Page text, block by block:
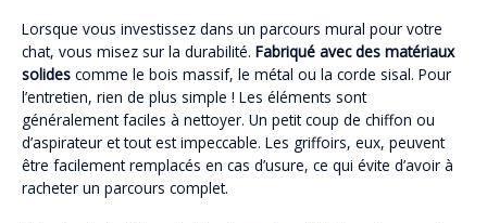
Lorsque vous investissez dans un parcours mural pour votre
chat, vous misez sur la durabilité. Fabriqué avec des matériaux
solides comme le bois massif, le métal ou la corde sisal. Pour
l’entretien, rien de plus simple ! Les éléments sont
généralement faciles à nettoyer. Un petit coup de chiffon ou
d’aspirateur et tout est impeccable. Les griffoirs, eux, peuvent
être facilement remplacés en cas d’usure, ce qui évite d’avoir à
racheter un parcours complet.